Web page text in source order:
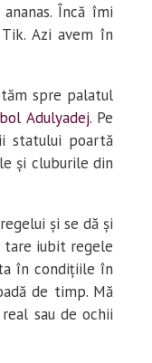
Încă îmi
Azi avem în
spre palatul
Adulyadej.Pe
statului poartă
și cluburile din
și se dă și
tare iubit regele
în condițiile în
de timp. Mă
sau de ochii